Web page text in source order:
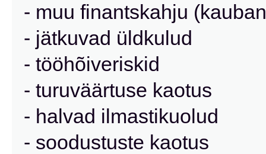
- muu finantskahju
- jätkuvad üldkulud
- tööhõiveriskid
- turuväärtuse kaotus
- halvad ilmastikuolud
- soodustuste kaotus